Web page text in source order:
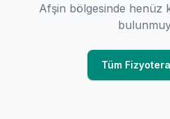
Afşin bölgesinde henüz
Tüm